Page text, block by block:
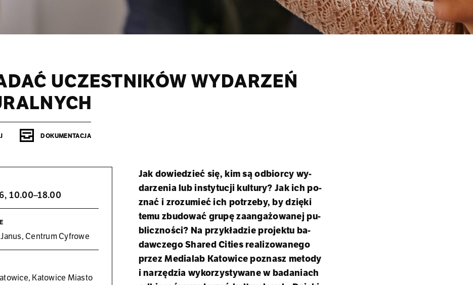
UCZESTNIKÓW WYDARZEŃ
DOKUMENTACJA
10.00–18.00
Cen­trum Cy­fro­we
Ka­to­wi­ce Mia­sto
Jak do­wie­dzieć się, kim są od­bior­cy wy­
da­rze­nia lub in­sty­tu­cji kul­tu­ry? Jak ich po­
znać i zro­zu­mieć ich po­trze­by, by dzię­ki
temu zbu­do­wać grupę za­an­ga­żo­wa­nej pu­
blicz­no­ści? Na przy­kła­dzie pro­jek­tu ba­
daw­cze­go Sha­red Ci­ties re­ali­zo­wa­ne­go
przez Me­dia­lab Ka­to­wi­ce po­znasz me­to­dy
i na­rzę­dzia wy­ko­rzy­sty­wa­ne w ba­da­niach